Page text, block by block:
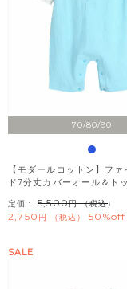
70/80/90
【モダールコットン】フ
ド7分丈カバーオール＆ト
定価： 5,500 （税込）
2,750 税込 50%off
SALE